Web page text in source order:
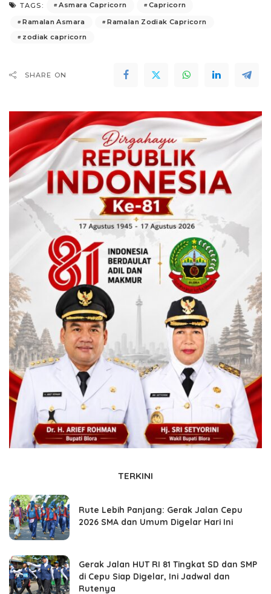
TAGS: Asmara Capricorn
Capricorn
Ramalan Asmara
Ramalan Zodiak Capricorn
zodiak capricorn
SHARE ON
TERKINI
Rute Lebih Panjang: Gerak Jalan Cepu
2026 SMA dan Umum Digelar Hari Ini
Gerak Jalan HUT RI 81 Tingkat SD dan SMP
di Cepu Siap Digelar, Ini Jadwal dan
Rutenya